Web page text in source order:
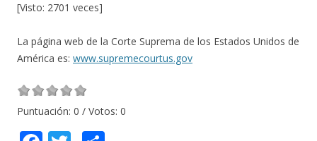
[Visto: 2701 veces]
La página web de la Corte Suprema de los Estados Unidos de
América es: www.supremecourtus.gov
Puntuación: 0 / Votos: 0